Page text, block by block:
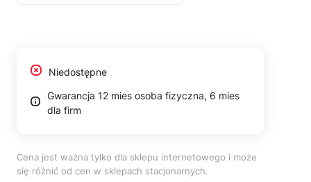
Niedostępne
Gwarancja 12 mies osoba fizyczna, 6 mies
dla firm
Cena jest ważna tylko dla sklepu internetowego i może
się różnić od cen w sklepach stacjonarnych.